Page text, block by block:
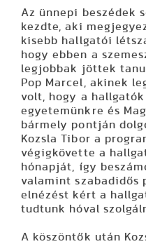
Az ünnepi beszédek
kezdte, aki
kisebb hallgatói
hogy ebben a
legjobbak jöttek
Pop Marcel, akinek
volt, hogy a
egyetemünkre és
bármely pontján
Kozsla Tibor a
végigkövette a
hónapját, így
valamint szabadidős
elnézést kért a
tudtunk hóval
A köszöntők után